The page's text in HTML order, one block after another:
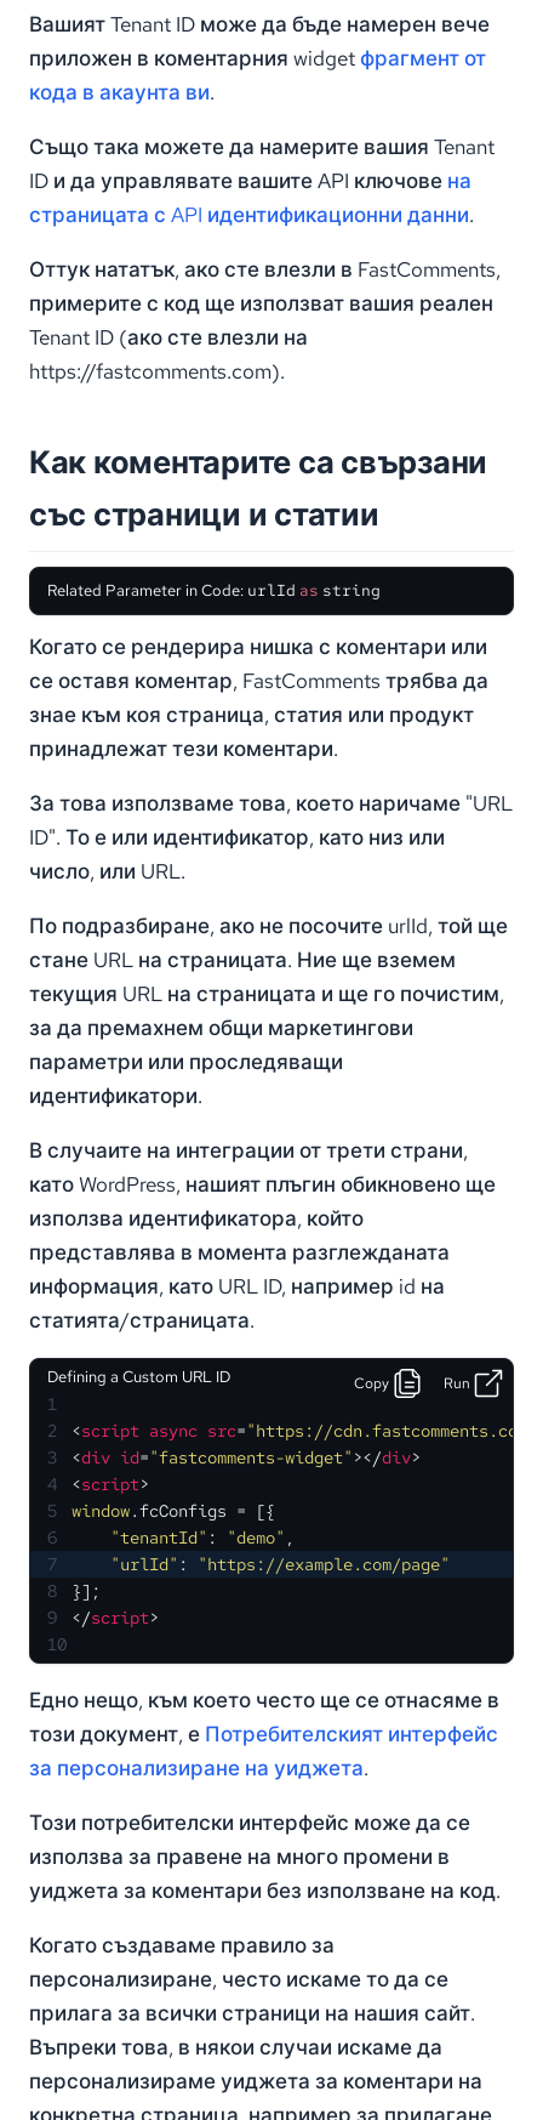
Вашият Tenant ID може да бъде намерен вече
приложен в коментарния widgetфрагмент от
кода в акаунта ви.
Също така можете да намерите вашия Tenant
ID и да управлявате вашите API ключове на
страницата с API идентификационни данни.
Оттук нататък, ако сте влезли в FastComments,
примерите с код ще използват вашия реален
Tenant ID (ако сте влезли на
https://fastcomments.com).
Как коментарите са свързани
със страници и статии
Related Parameter in Code: urlId as string
Когато се рендерира нишка с коментари или
се оставя коментар, FastComments трябва да
знае към коя страница, статия или продукт
принадлежат тези коментари.
За това използваме това, което наричаме "URL
ID". То е или идентификатор, като низ или
число, или URL.
По подразбиране, ако не посочите urlId, той ще
стане URL на страницата. Ние ще вземем
текущия URL на страницата и ще го почистим,
за да премахнем общи маркетингови
параметри или проследяващи
идентификатори.
В случаите на интеграции от трети страни,
като WordPress, нашият плъгин обикновено ще
използва идентификатора, който
представлява в момента разглежданата
информация, като URL ID, например id на
статията/страницата.
Defining a Custom URL ID Copy Run
1
2
<script async src="https://
3
<div id="fastcomments-widget" ></div>
4
<script>
5
window.fcConfigs = [{
6
"tenantId" : "demo" ,
7
"urlId" :
"https://example.com/page"
8
}];
9
</script>
10
Едно нещо, към което често ще се отнасяме в
този документ, е Потребителският интерфейс
за персонализиране на уиджета.
Този потребителски интерфейс може да се
използва за правене на много промени в
уиджета за коментари без използване на код.
Когато създаваме правило за
персонализиране, често искаме то да се
прилага за всички страници на нашия сайт.
Въпреки това, в някои случаи искаме да
персонализираме уиджета за коментари на